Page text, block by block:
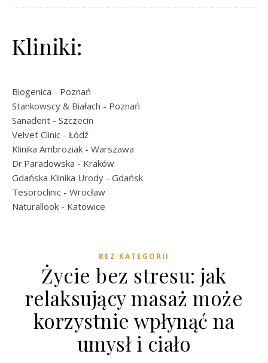
Kliniki:
Biogenica - Poznań
Stankowscy & Białach - Poznań
Sanadent - Szczecin
Velvet Clinic - Łódź
Klinika Ambroziak - Warszawa
Dr.Paradowska - Kraków
Gdańska Klinika Urody - Gdańsk
Tesoroclinic - Wrocław
Naturallook - Katowice
BEZ KATEGORII
Życie bez stresu: jak
relaksujący masaż może
korzystnie wpłynąć na
umysł i ciało